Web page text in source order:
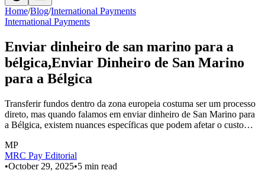
Home/Blog/International Payments
International Payments
Enviar dinheiro de san marino para a
bélgica,Enviar Dinheiro de San Marino
para a Bélgica
Transferir fundos dentro da zona europeia costuma ser um processo
direto, mas quando falamos em enviar dinheiro de San Marino para
a Bélgica, existem nuances específicas que podem afetar o custo…
MP
MRC Pay Editorial
•October 29, 2025•5 min read